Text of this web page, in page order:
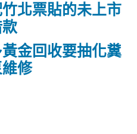
北票貼的未上市
金回收要抽化糞
修